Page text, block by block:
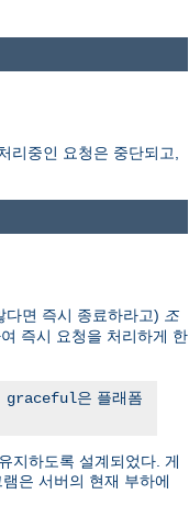
중인 요청은 중단되고,
면 즉시 종료하라고) 조
즉시 요청을 처리하게 한
graceful은 플래폼
지하도록 설계되었다. 게
은 서버의 현재 부하에